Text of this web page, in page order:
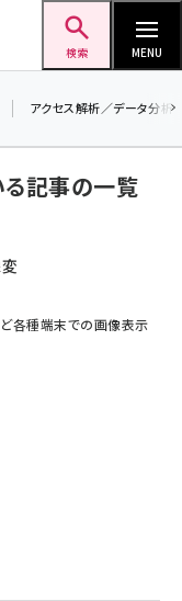
検索 MENU
アクセス解析／データ分析
る記事の一覧
ど各種端末での画像表示
には抽選で
▼